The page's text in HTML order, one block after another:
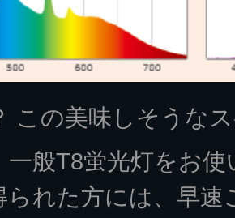
この美味しそうな
一般T8蛍光灯をお
られた方には、早